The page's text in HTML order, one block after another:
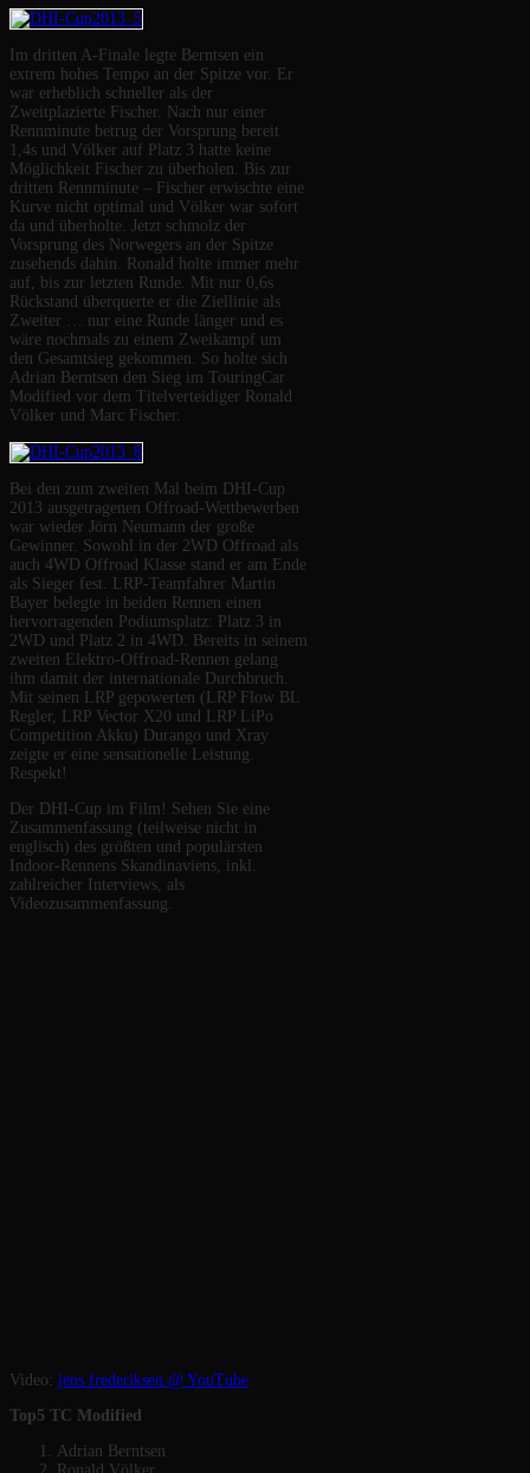
Im dritten A-Finale legte Berntsen ein
extrem hohes Tempo an der Spitze vor. Er
war erheblich schneller als der
Zweitplazierte Fischer. Nach nur einer
Rennminute betrug der Vorsprung bereit
1,4s und Völker auf Platz 3 hatte keine
Möglichkeit Fischer zu überholen. Bis zur
dritten Rennminute – Fischer erwischte eine
Kurve nicht optimal und Völker war sofort
da und überholte. Jetzt schmolz der
Vorsprung des Norwegers an der Spitze
zusehends dahin. Ronald holte immer mehr
auf, bis zur letzten Runde. Mit nur 0,6s
Rückstand überquerte er die Ziellinie als
Zweiter … nur eine Runde länger und es
wäre nochmals zu einem Zweikampf um
den Gesamtsieg gekommen. So holte sich
Adrian Berntsen den Sieg im TouringCar
Modified vor dem Titelverteidiger Ronald
Völker und Marc Fischer.
Bei den zum zweiten Mal beim DHI-Cup
2013 ausgetragenen Offroad-Wettbewerben
war wieder Jörn Neumann der große
Gewinner. Sowohl in der 2WD Offroad als
auch 4WD Offroad Klasse stand er am Ende
als Sieger fest. LRP-Teamfahrer Martin
Bayer belegte in beiden Rennen einen
hervorragenden Podiumsplatz: Platz 3 in
2WD und Platz 2 in 4WD. Bereits in seinem
zweiten Elektro-Offroad-Rennen gelang
ihm damit der internationale Durchbruch.
Mit seinen LRP gepowerten (LRP Flow BL
Regler, LRP Vector X20 und LRP LiPo
Competition Akku) Durango und Xray
zeigte er eine sensationelle Leistung.
Respekt!
Der DHI-Cup im Film! Sehen Sie eine
Zusammenfassung (teilweise nicht in
englisch) des größten und populärsten
Indoor-Rennens Skandinaviens, inkl.
zahlreicher Interviews, als
Videozusammenfassung.
Video: jens frederiksen @ YouTube
Top5 TC Modified
Adrian Berntsen